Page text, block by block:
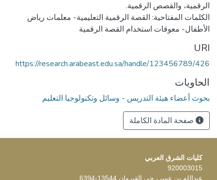
الكلمات المفتاحية: القصة الرقمية التعليمية- معلمات رياض
الأطفال- معوقات استخدام القصة الرقمية
URI
https://research.arabeast.edu.sa/handle/123456789/426
الحاويات
بحوث أعضاء هيئة التدريس - وسائل وتكنولوجيا التعليم
صفحة المادة الكاملة
كليات الشرق العربي
920003015
عبدالله بن عمير، حي القيروان 13544-6394